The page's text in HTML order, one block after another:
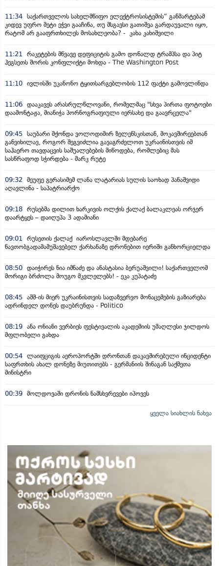
11:34 საქართველოს სახელმწიფო ელექტროსისტემის“ განმარტებამ
კიდევ უფრო მეტი ეჭვი გააჩინა, თუ მსგავსი გათიშვა გარდაუვალი იყო,
რატომ არ გააფრთხილეს მოსახლეობა? - კახა კახიშვილი
11:21 რაკეტების მწვავე დეფიციტის გამო დონალდ ტრამპსა და პიტ
ჰეგსეთს შორის კონფლიქტი მოხდა - The Washington Post
11:10 ივლისში უკანონო ტყითსარგებლობის 112 ფაქტი გამოვლინდა
11:06 დააკავეს არასრულწლოვანი, რომელმაც "სხვა პირთა ფოტოები
დაამონტაჟა, მიანიჭა პორნოგრაფიული იერსახე და გაავრცელა"
09:45 საუბარი მქონდა ვოლოდიმირ ზელენსკისთან, მოკავშირეებთან
განვიხილავ, როგორ შეგვიძლია გავაგრძელოთ უკრაინისთვის იმ
საჰაერო თავდაცვის საშუალებების მიწოდება, რომლებიც მას
სასწრაფოდ სჭირდება - მარკ რუტე
09:32 მეუფე გერასიმემ ლანა ლატარიას სულის საოხად პანაშვიდი
აღავლინა - საპატრიარქო
09:18 რუსებმა დილით ხარკივის ოლქის ქალაქ ბალაკლეას ორჯერ
დაარტყეს – დაიღუპა 3 ადამიანი
09:01 რუსეთის ქალაქ იაროსლავლში მდებარე
ნავთობგადამამუშავებელ ქარხანაზე დრონებით იერიში განხორციელდა
08:50 დაიჭირეს ნია იმნაძე და ანასტასია ბერუაშვილი! საქართველომ
მორიგი ბრძოლა მოუგო მკვლელებს! - ეკა კუპატაძე
08:45 აშშ-ის მიერ უკრაინისთვის სადაზვერვო მონაცემების გაზიარება
ადრინდელ დონეს დაუბრუნდა - Politico
08:19 ანა ონიანი ვერბიეს ფესტივალის აკადემიის უმაღლესი ჯილდოს
მფლობელი გახდა
00:54 ლაიფციგის აეროპორტში დრონთან დაკავშირებული ინციდენტი
საფრთხის ახალ დონეზე მიუთითებს - გერმანიის შინაგან საქმეთა
მინისტრი
00:39 მოლდოვაში დრონის ნამსხვრევები იპოვეს
ყველა სიახლის ნახვა